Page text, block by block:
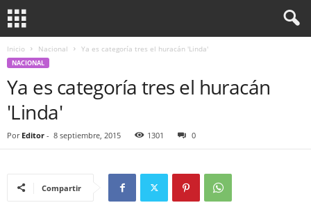
Inicio Nacional Ya es categoría tres el huracán 'Linda'
NACIONAL
Ya es categoría tres el huracán
'Linda'
Por Editor - 8 septiembre, 2015 1301 0
Compartir